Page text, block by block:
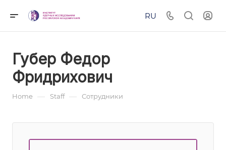
RU
Губер Федор
Фридрихович
Home — Staff — Сотрудники